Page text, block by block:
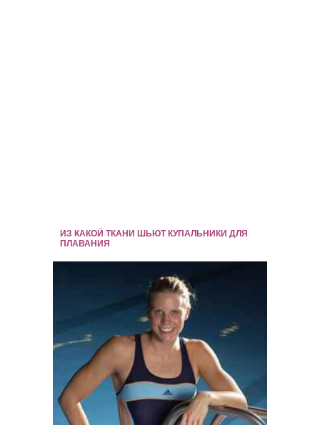
ИЗ КАКОЙ ТКАНИ ШЬЮТ КУПАЛЬНИКИ ДЛЯ
ПЛАВАНИЯ